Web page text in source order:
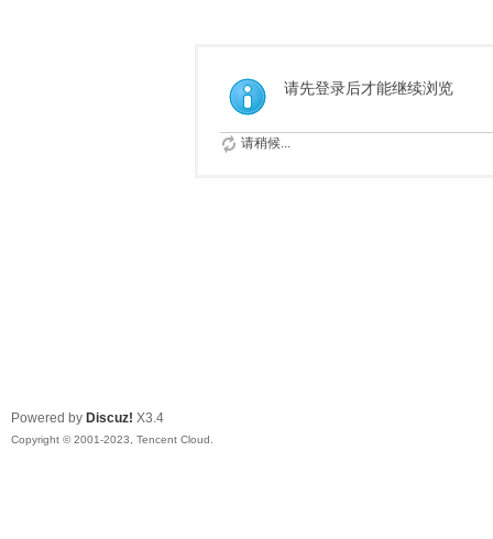
请先登录后才能继续浏览
请稍候...
Powered by Discuz! X3.4
Copyright © 2001-2023, Tencent Cloud.